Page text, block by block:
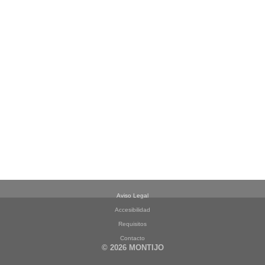
Aviso Legal
Accesibilidad
Requisitos
Contacto
© 2026 MONTIJO